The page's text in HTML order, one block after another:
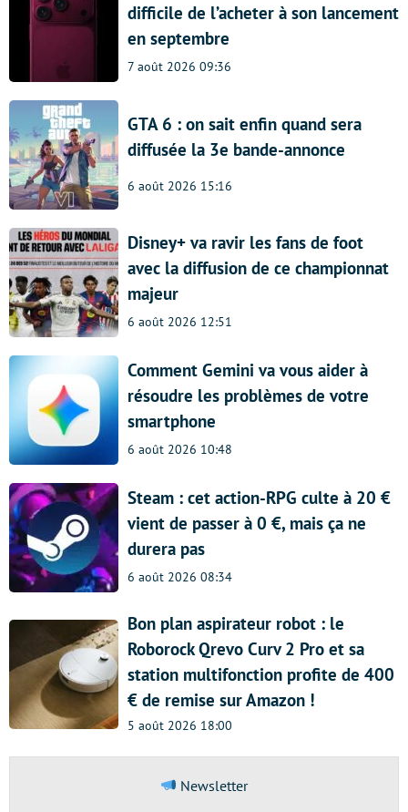
difficile de l’acheter à son lancement
en septembre
7 août 2026 09:36
GTA 6 : on sait enfin quand sera
diffusée la 3e bande-annonce
6 août 2026 15:16
Disney+ va ravir les fans de foot
avec la diffusion de ce championnat
majeur
6 août 2026 12:51
Comment Gemini va vous aider à
résoudre les problèmes de votre
smartphone
6 août 2026 10:48
Steam : cet action-RPG culte à 20 €
vient de passer à 0 €, mais ça ne
durera pas
6 août 2026 08:34
Bon plan aspirateur robot : le
Roborock Qrevo Curv 2 Pro et sa
station multifonction profite de 400
€ de remise sur Amazon !
5 août 2026 18:00
Newsletter